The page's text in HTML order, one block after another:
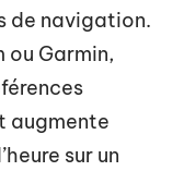
de navigation.
ou Garmin,
augmente
sur un